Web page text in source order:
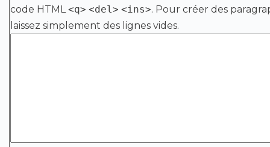
code HTML<q> <del> <ins>. Pour créer des
laissez simplement des lignes vides.